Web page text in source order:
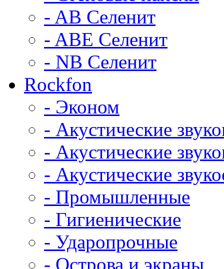
- AB Селенит
- ABE Селенит
- NB Селенит
Rockfon
- Эконом
- Акустические
- Акустические
- Акустические
- Промышленные
- Гигиенические
- Ударопрочные
- Острова и экраны